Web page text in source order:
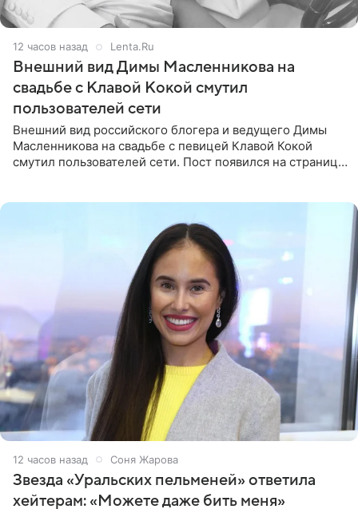
12 часов назад Lenta.Ru
Внешний вид Димы Масленникова на
свадьбе с Клавой Кокой смутил
пользователей сети
Внешний вид российского блогера и ведущего Димы
Масленникова на свадьбе с певицей Клавой Кокой
смутил пользователей сети. Пост появился на странице
12 часов назад Соня Жарова
Звезда «Уральских пельменей» ответила
хейтерам: «Можете даже бить меня»